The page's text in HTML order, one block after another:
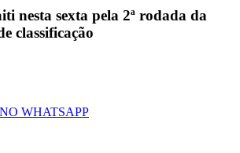
nesta sexta pela 2ª rodada da
classificação
WHATSAPP